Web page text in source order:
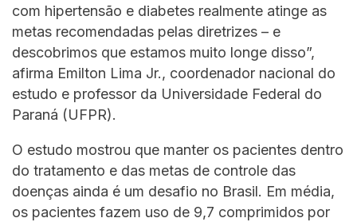
com hipertensão e diabetes realmente atinge as
metas recomendadas pelas diretrizes – e
descobrimos que estamos muito longe disso”,
afirma Emilton Lima Jr., coordenador nacional do
estudo e professor da Universidade Federal do
Paraná (UFPR).
O estudo mostrou que manter os pacientes dentro
do tratamento e das metas de controle das
doenças ainda é um desafio no Brasil. Em média,
os pacientes fazem uso de 9,7 comprimidos por